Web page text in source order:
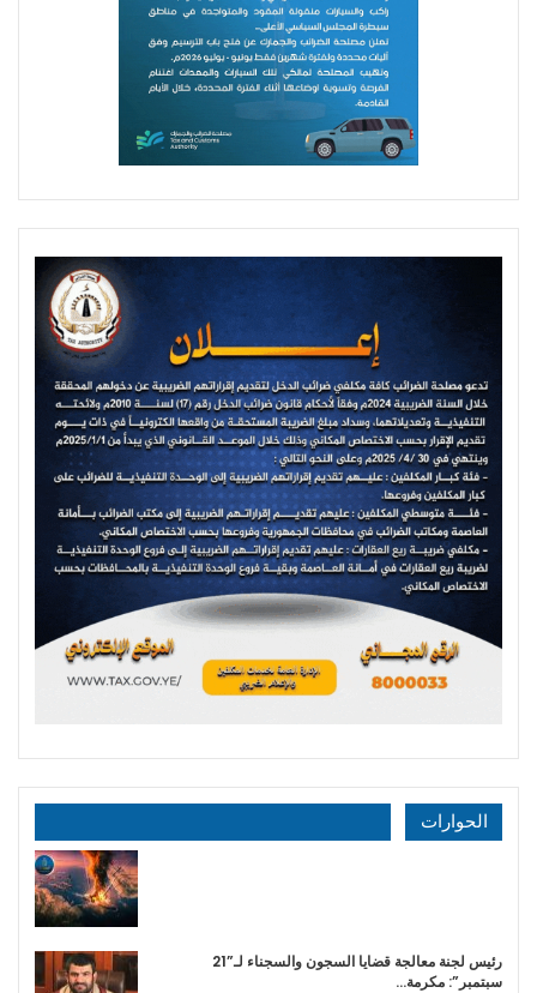
الحوارات
رئيس لجنة معالجة قضايا السجون والسجناء لـ”21
سبتمبر”: مكرمة…